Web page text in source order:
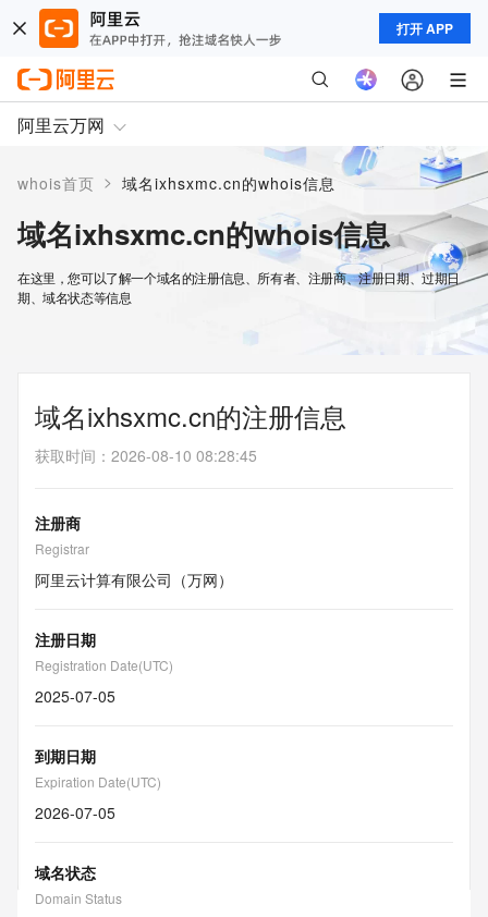
打开 APP
阿里云万网
whois首页 > 域名ixhsxmc.cn的whois信息
域名ixhsxmc.cn的whois信息
在这里，您可以了解一个域名的注册信息、所有者、注册商、注册日期、过期日
期、域名状态等信息
域名ixhsxmc.cn的注册信息
获取时间 ： 2026-08-10 08:28:45
注册商
Registrar
阿里云计算有限公司（万网）
注册日期
Registration Date(UTC)
2025-07-05
到期日期
Expiration Date(UTC)
2026-07-05
域名状态
Domain Status